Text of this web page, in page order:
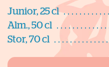
Junior, 25 cl
Alm., 50 cl
Stor, 70 cl